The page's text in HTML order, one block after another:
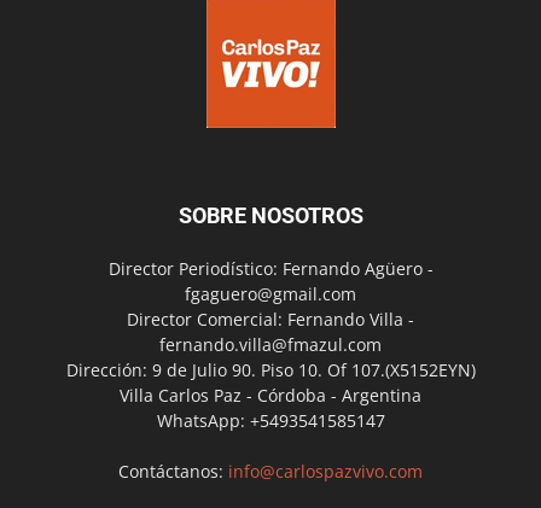
SOBRE NOSOTROS
Director Periodístico: Fernando Agüero -
fgaguero@gmail.com
Director Comercial: Fernando Villa -
fernando.villa@fmazul.com
Dirección: 9 de Julio 90. Piso 10. Of 107.(X5152EYN)
Villa Carlos Paz - Córdoba - Argentina
WhatsApp: +5493541585147
Contáctanos: info@carlospazvivo.com